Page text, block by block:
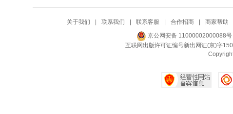
关于我们 联系我们 联系客服 合作招商 商家帮助
京公网安备 11000002000088号
互联网出版许可证编号新出网证(京)字